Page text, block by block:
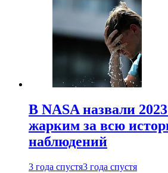
В NASA назвали
жарким за всю
наблюдений
3 года спустя3 года спустя